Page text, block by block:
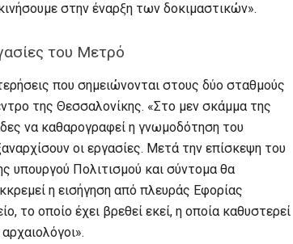
στην έναρξη των δοκιμαστικών».
του Μετρό
που σημειώνονται στους δύο σταθμούς
της Θεσσαλονίκης. «Στο μεν σκάμμα της
να καθαρογραφεί η γνωμοδότηση του
οι εργασίες. Μετά την επίσκεψη του
υπουργού Πολιτισμού και σύντομα θα
η εισήγηση από πλευράς Εφορίας
το οποίο έχει βρεθεί εκεί, η οποία καθυστερεί